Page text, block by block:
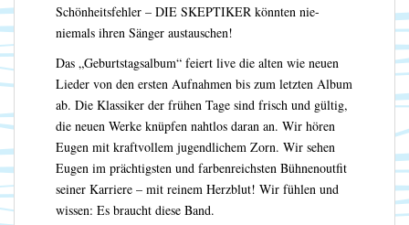
Schönheitsfehler – DIE SKEPTIKER könnten nie-
niemals ihren Sänger austauschen!
Das „Geburtstagsalbum“ feiert live die alten wie neuen
Lieder von den ersten Aufnahmen bis zum letzten Album
ab. Die Klassiker der frühen Tage sind frisch und gültig,
die neuen Werke knüpfen nahtlos daran an. Wir hören
Eugen mit kraftvollem jugendlichem Zorn. Wir sehen
Eugen im prächtigsten und farbenreichsten Bühnenoutfit
seiner Karriere – mit reinem Herzblut! Wir fühlen und
wissen: Es braucht diese Band.